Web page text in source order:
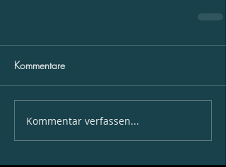
Kommentare
Kommentar verfassen...